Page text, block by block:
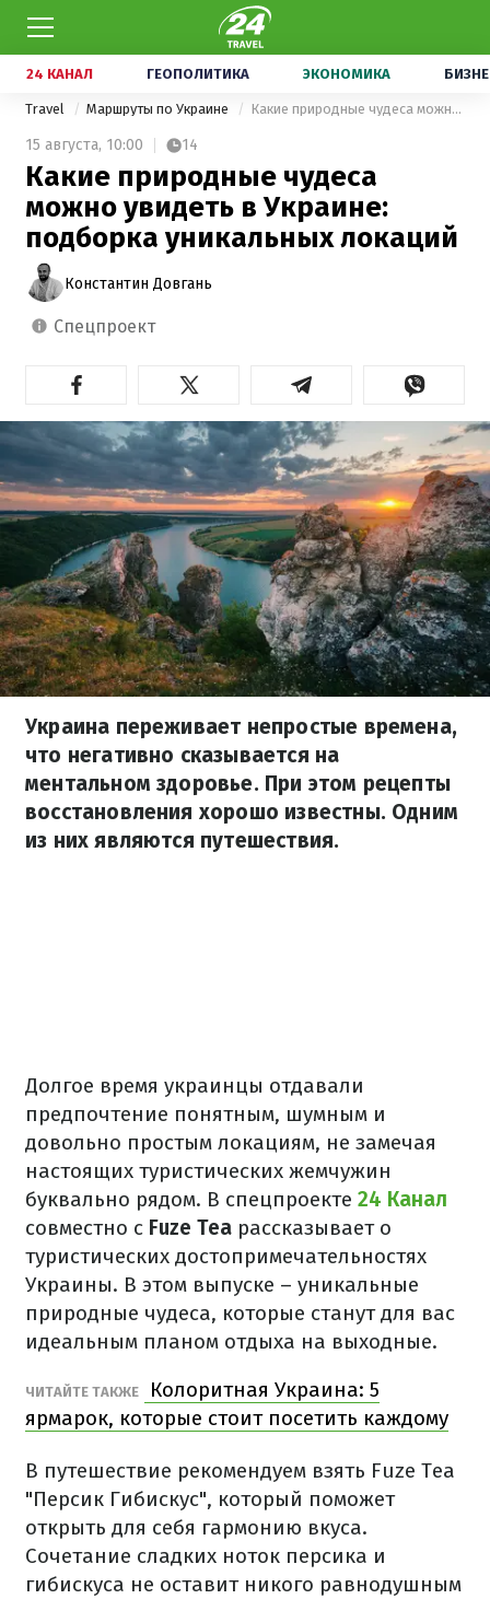
24 КАНАЛ ГЕОПОЛИТИКА ЭКОНОМИКА
Travel Маршруты по Украине Какие природные чудеса можно увидеть в Украине: подборка уникальных локаций
15 августа, 10:00 14
Какие природные чудеса
можно увидеть в Украине:
подборка уникальных локаций
Константин Довгань
спецпроект
Украина переживает непростые времена,
что негативно сказывается на
ментальном здоровье. При этом рецепты
восстановления хорошо известны. Одним
из них являются путешествия.
Долгое время украинцы отдавали
предпочтение понятным, шумным и
довольно простым локациям, не замечая
настоящих туристических жемчужин
буквально рядом. В спецпроекте 24 Канал
совместно с Fuze Tea рассказывает о
туристических достопримечательностях
Украины. В этом выпуске – уникальные
природные чудеса, которые станут для вас
идеальным планом отдыха на выходные.
ЧИТАЙТЕ ТАКЖЕ
Колоритная Украина: 5
ярмарок, которые стоит посетить каждому
В путешествие рекомендуем взять Fuze Tea
"Персик Гибискус", который поможет
открыть для себя гармонию вкуса.
Сочетание сладких ноток персика и
гибискуса не оставит никого равнодушным